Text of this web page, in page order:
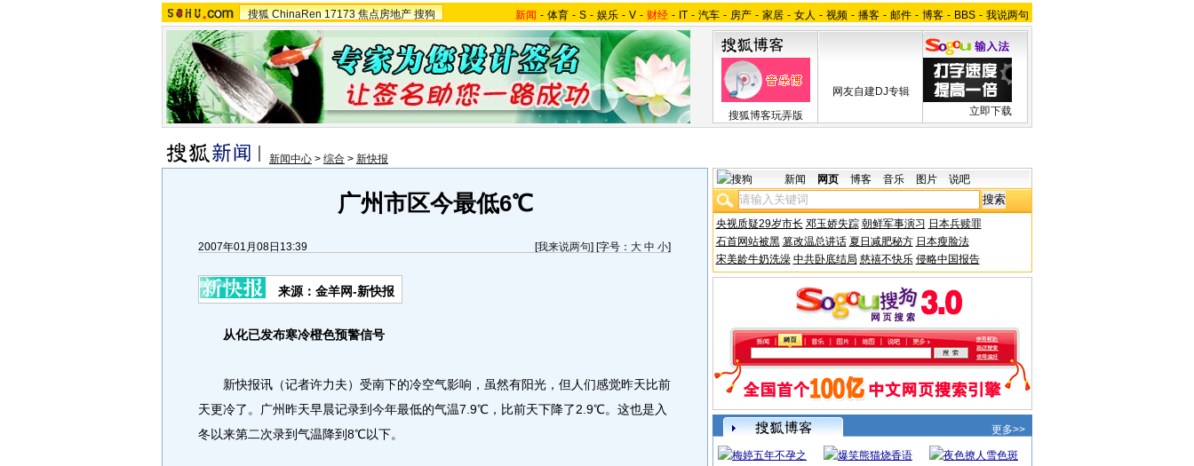
搜狐 ChinaRen 17173 焦点房地产 搜狗 新闻 - 体育 - S - 娱乐 - V - 财经 - IT - 汽车 - 房产 - 家居 - 女人 - 视频 - 播客 - 邮件 - 博客 - BBS - 我说两句
搜狐博客玩弄版
网友自建DJ专辑
立即下载
新闻中心 > 综合 > 新快报
广州市区今最低6℃
2007年01月08日13:39 [我来说两句] [字号： 大 中 小]
来源：金羊网-新快报
从化已发布寒冷橙色预警信号
新快报讯（记者许力夫）受南下的冷空气影响，虽然有阳光，但人们感觉昨天比前
天更冷了。广州昨天早晨记录到今年最低的气温7.9℃，比前天下降了2.9℃。这也是入
冬以来第二次录到气温降到8℃以下。
新闻 网页 博客 音乐 图片 说吧
央视质疑29岁市长 邓玉娇失踪 朝鲜军事演习 日本兵赎罪
石首网站被黑 篡改温总讲话 夏日减肥秘方 日本瘦脸法
宋美龄牛奶洗澡 中共卧底结局 慈禧不快乐 侵略中国报告
更多>>